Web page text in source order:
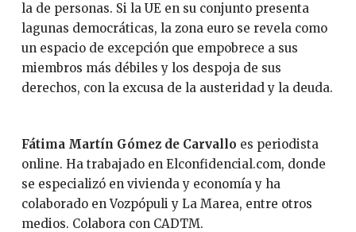
la de personas. Si la UE en su conjunto presenta
lagunas democráticas, la zona euro se revela como
un espacio de excepción que empobrece a sus
miembros más débiles y los despoja de sus
derechos, con la excusa de la austeridad y la deuda.
Fátima Martín Gómez de Carvallo es periodista
online. Ha trabajado en Elconfidencial.com, donde
se especializó en vivienda y economía y ha
colaborado en Vozpópuli y La Marea, entre otros
medios. Colabora con CADTM.